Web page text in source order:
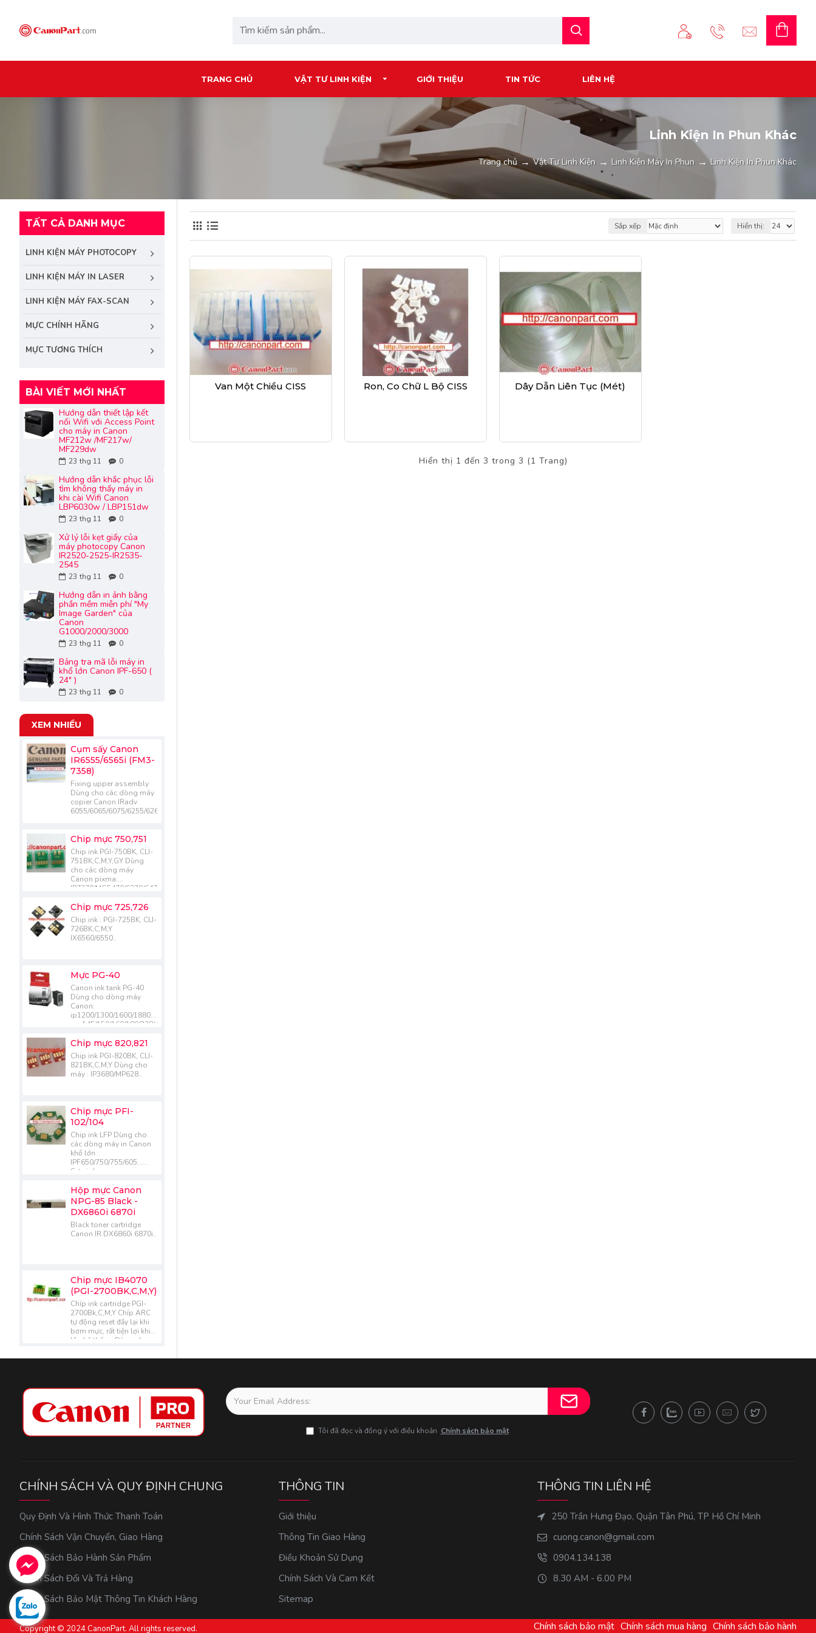
TRANG CHỦ VẬT TƯ LINH KIỆN GIỚI THIỆU TIN TỨC LIÊN HỆ
Trang chủ Vật Tư Linh Kiện Linh Kiện Máy In Phun Linh Kiện In Phun Khác
Linh Kiện In Phun Khác
TẤT CẢ DANH MỤC
LINH KIỆN MÁY PHOTOCOPY
LINH KIỆN MÁY IN LASER
LINH KIỆN MÁY FAX-SCAN
MỰC CHÍNH HÃNG
MỰC TƯƠNG THÍCH
BÀI VIẾT MỚI NHẤT
Hướng dẫn thiết lập kết
nối Wifi với Access Point
cho máy in Canon
MF212w /MF217w/
MF229dw
23 thg 11 0
Hướng dẫn khắc phục lỗi
tìm không thấy máy in
khi cài Wifi Canon
LBP6030w / LBP151dw
23 thg 11 0
Xử lý lỗi kẹt giấy của
máy photocopy Canon
IR2520-2525-IR2535-
2545
23 thg 11 0
Hướng dẫn in ảnh bằng
phần mềm miễn phí "My
Image Garden" của
Canon
G1000/2000/3000
23 thg 11 0
Bảng tra mã lỗi máy in
khổ lớn Canon IPF-650 (
24" )
23 thg 11 0
XEM NHIỀU
Cụm sấy Canon
IR6555/6565i (FM3-
7358)
Fixing upper assembly
Dùng cho các dòng máy
copier Canon IRadv
6055/6065/6075/6255/6265/6275/6555/6565/6575..
Chip mực 750,751
Chip ink PGI-750BK, CLI-
751BK,C,M,Y,GY Dùng
cho các dòng máy
Canon pixma:
IP7270/MG5470/6370/6470/7170
Chip mực 725,726
Chip ink : PGI-725BK, CLI-
726BK,C,M,Y
IX6560/6550..
Mực PG-40
Canon ink tank PG-40
Dùng cho dòng máy
Canon:
ip1200/1300/1600/1880/1980
mp145/150/160/180/228/450/470/476/198
Chip mực 820,821
Chip ink PGI-820BK, CLI-
821BK,C,M,Y Dùng cho
máy : IP3680/MP628..
Chip mực PFI-
102/104
Chip ink LFP Dùng cho
các dòng máy in Canon
khổ lớn :
IPF650/750/755/605...
Sets ink :
Hộp mực Canon
NPG-85 Black -
DX6860i 6870i
Black toner cartridge
Canon IR DX6860i 6870i..
Chip mực IB4070
(PGI-2700BK,C,M,Y)
Chíp ink cartridge PGI-
2700Bk,C,M,Y Chíp ARC
tự động reset đầy lại khi
bơm mực, rất tiện lợi khi
lắp hệ thống Dùng cho
IB4070/MB5070..
Sắp xếp Hiển thị:
Van Một Chiều CISS Ron, Co Chữ L Bộ CISS Dây Dẫn Liên Tục (mét)
Hiển thị 1 đến 3 trong 3 (1 Trang)
Tôi đã đọc và đồng ý với điều khoản Chính sách bảo mật
CHÍNH SÁCH VÀ QUY ĐỊNH CHUNG
Quy Định Và Hình Thức Thanh Toán
Chính Sách Vận Chuyển, Giao Hàng
Chính Sách Bảo Hành Sản Phẩm
Chính Sách Đổi Và Trả Hàng
Chính Sách Bảo Mật Thông Tin Khách Hàng
THÔNG TIN
Giới thiệu
Thông Tin Giao Hàng
Điều Khoản Sử Dụng
Chính Sách Và Cam Kết
Sitemap
THÔNG TIN LIÊN HỆ
250 Trần Hưng Đạo, Quận Tân Phú, TP Hồ Chí Minh
cuong.canon@gmail.com
0904.134.138
8.30 AM - 6.00 PM
Copyright © 2024 CanonPart. All rights reserved. Chính sách bảo mật Chính sách mua hàng Chính sách bảo hành